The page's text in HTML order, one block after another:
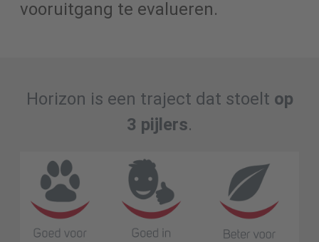
vooruitgang te evalueren.
Horizon is een traject dat stoelt op
3 pijlers.